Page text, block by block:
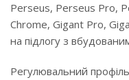
Perseus, Perseus Pro,
Chrome, Gigant Pro,
на підлогу з
Регулювальний